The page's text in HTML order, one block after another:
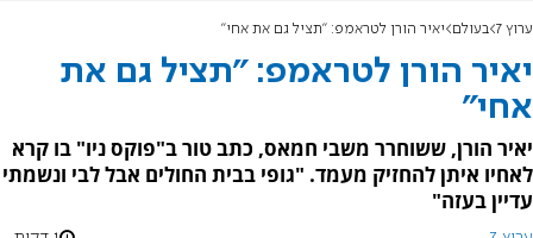
ערוץ 7 בעולם יאיר הורן לטראמפ: "תציל גם את אחי"
יאיר הורן לטראמפ: "תציל גם את
אחי"
יאיר הורן, ששוחרר משבי חמאס, כתב טור ב"פוקס ניו" בו קרא
לאחיו איתן להחזיק מעמד. "גופי בבית החולים אבל לבי ונשמתי
עדיין בעזה"